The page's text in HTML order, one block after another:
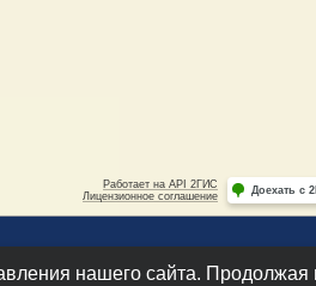
нашего сайта. Продолжая